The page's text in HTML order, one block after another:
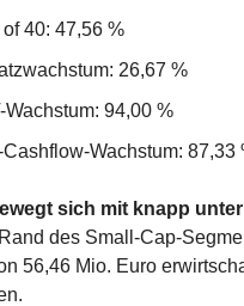
40: 47,56 %
26,67 %
Wachstum: 94,00 %
Wachstum: 87,33
sich mit knapp
des Small-Cap-
56,46 Mio. Euro